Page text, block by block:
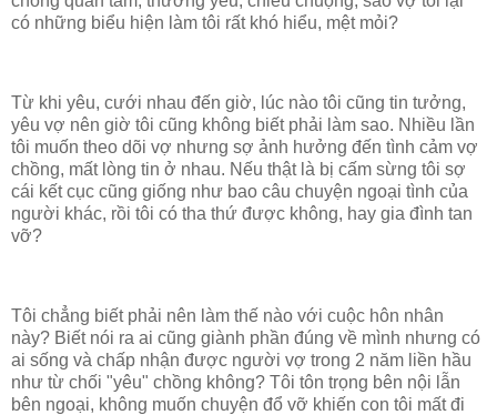
có những biểu hiện làm tôi rất khó hiểu, mệt mỏi?
Từ khi yêu, cưới nhau đến giờ, lúc nào tôi cũng tin tưởng,
yêu vợ nên giờ tôi cũng không biết phải làm sao. Nhiều lần
tôi muốn theo dõi vợ nhưng sợ ảnh hưởng đến tình cảm vợ
chồng, mất lòng tin ở nhau. Nếu thật là bị cấm sừng tôi sợ
cái kết cục cũng giống như bao câu chuyện ngoại tình của
người khác, rồi tôi có tha thứ được không, hay gia đình tan
vỡ?
Tôi chẳng biết phải nên làm thế nào với cuộc hôn nhân
này? Biết nói ra ai cũng giành phần đúng về mình nhưng có
ai sống và chấp nhận được người vợ trong 2 năm liền hầu
như từ chối "yêu" chồng không? Tôi tôn trọng bên nội lẫn
bên ngoại, không muốn chuyện đổ vỡ khiến con tôi mất đi